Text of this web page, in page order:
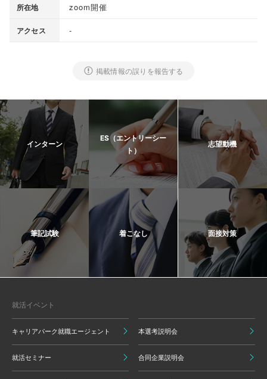
所在地 zoom開催
アクセス -
掲載情報の誤りを報告する
インターン
ES（エントリーシー
ト）
志望動機
筆記試験 着こなし 面接対策
就活イベント
キャリアパーク就職エージェント 本選考説明会
就活セミナー 合同企業説明会